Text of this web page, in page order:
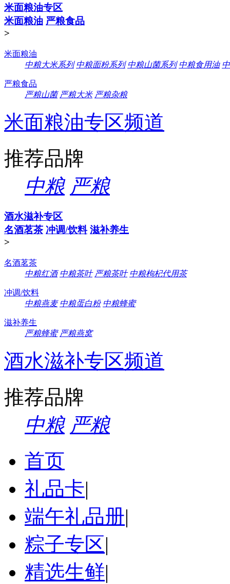
米面粮油专区
米面粮油 严粮食品
>
米面粮油
中粮大米系列 中粮面粉系列 中粮山菌系列 中粮食用油
严粮食品
严粮山菌 严粮大米 严粮杂粮
米面粮油专区频道
推荐品牌
中粮 严粮
酒水滋补专区
名酒茗茶 冲调/饮料 滋补养生
>
名酒茗茶
中粮红酒 中粮茶叶 严粮茶叶 中粮枸杞代用茶
冲调/饮料
中粮燕麦 中粮蛋白粉 中粮蜂蜜
滋补养生
严粮蜂蜜 严粮燕窝
酒水滋补专区频道
推荐品牌
中粮 严粮
首页
礼品卡|
端午礼品册|
粽子专区|
精选生鲜|